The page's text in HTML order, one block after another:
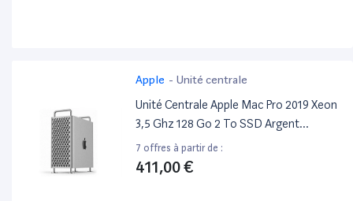
Apple - Unité centrale
Unité Centrale Apple Mac Pro 2019 Xeon
3,5 Ghz 128 Go 2 To SSD Argent
Reconditionné
7 offres à partir de :
411,00 €